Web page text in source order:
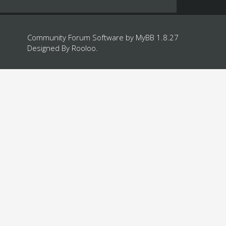
Community Forum Software by MyBB 1.8.27
Designed By Rooloo.